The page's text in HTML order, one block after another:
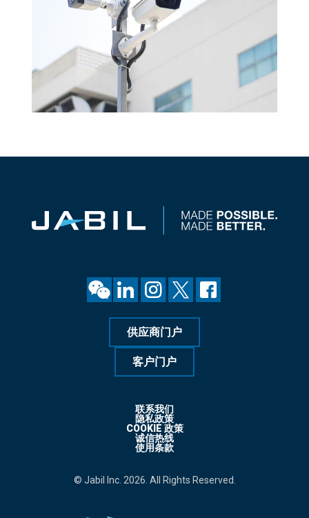
供应商门户
客户门户
联系我们
隐私政策
COOKIE 政策
诚信热线
使用条款
© Jabil Inc. 2026. All Rights Reserved.